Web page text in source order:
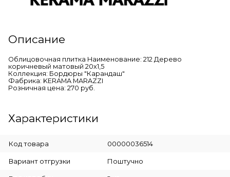
Описание
Облицовочная плитка Наименование: 212 Дерево
коричневый матовый 20х1,5
Коллекция: Бордюры "Карандаш"
Фабрика: KERAMA MARAZZI
Розничная цена: 270 руб.
Характеристики
Код товара 00000036514
Вариант отгрузки Поштучно